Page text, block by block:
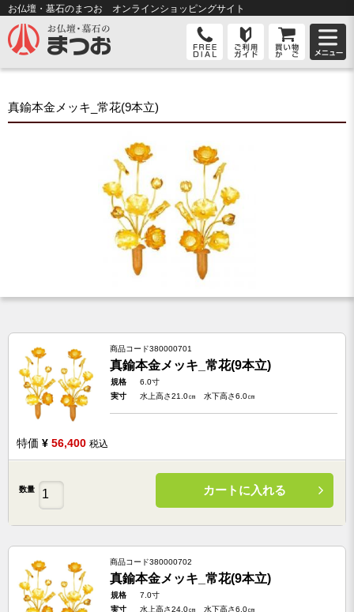
お仏壇・墓石のまつお オンラインショッピングサイト
真鍮本金メッキ_常花(9本立)
商品コード380000701
真鍮本金メッキ_常花(9本立)
規格
6.0寸
実寸
水上高さ21.0㎝ 水下高さ6.0㎝
特価 ¥ 56,400 税込
数量 カートに入れる
商品コード380000702
真鍮本金メッキ_常花(9本立)
規格
7.0寸
実寸
水上高さ24.0㎝ 水下高さ6.0㎝